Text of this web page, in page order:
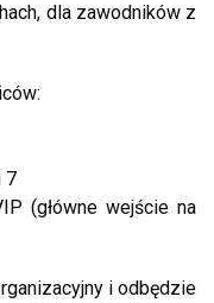
dla zawodników z
7
(główne wejście na
i odbędzie